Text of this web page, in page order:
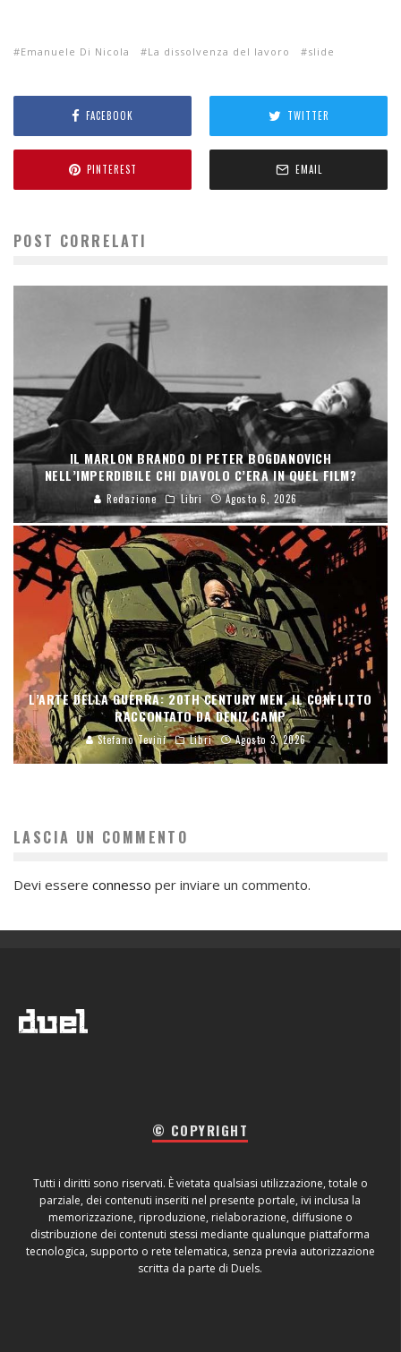
Emanuele Di Nicola La dissolvenza del lavoro slide
FACEBOOK TWITTER
PINTEREST EMAIL
POST CORRELATI
IL MARLON BRANDO DI PETER BOGDANOVICH
NELL’IMPERDIBILE CHI DIAVOLO C’ERA IN QUEL FILM?
Redazione Libri Agosto 6, 2026
L’ARTE DELLA GUERRA: 20TH CENTURY MEN, IL CONFLITTO
RACCONTATO DA DENIZ CAMP
Stefano Tevini Libri Agosto 3, 2026
LASCIA UN COMMENTO
Devi essere connesso per inviare un commento.
© COPYRIGHT
Tutti i diritti sono riservati. È vietata qualsiasi utilizzazione, totale o
parziale, dei contenuti inseriti nel presente portale, ivi inclusa la
memorizzazione, riproduzione, rielaborazione, diffusione o
distribuzione dei contenuti stessi mediante qualunque piattaforma
tecnologica, supporto o rete telematica, senza previa autorizzazione
scritta da parte di Duels.